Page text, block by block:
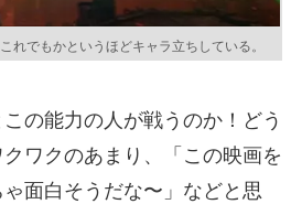
れでもかというほどキャラ立ちしている。
の能力の人が戦うのか！どう
ワクのあまり、「この映画を
面白そうだな〜」などと思